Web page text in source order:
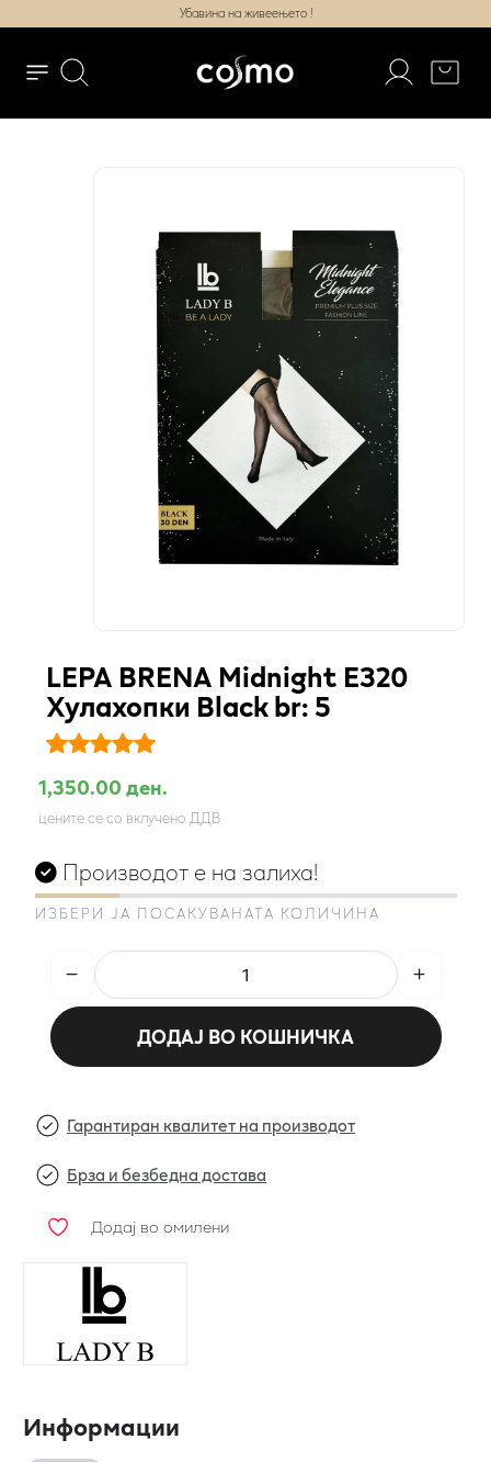
Убавина на живеењето !
LEPA BRENA Midnight E320
Хулахопки Black br: 5
1,350.00 ден.
цените се со вклучено ДДВ
Производот е на залиха!
ИЗБЕРИ ЈА ПОСАКУВАНАТА КОЛИЧИНА
ДОДАЈ ВО КОШНИЧКА
Гарантиран квалитет на производот
Брза и безбедна достава
Додај во омилени
Информации